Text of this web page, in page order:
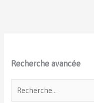
Recherche avancée